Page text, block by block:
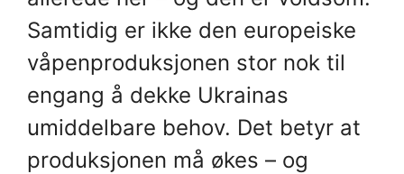
Samtidig er ikke den europeiske
våpenproduksjonen stor nok til
engang å dekke Ukrainas
umiddelbare behov. Det betyr at
produksjonen må økes – og